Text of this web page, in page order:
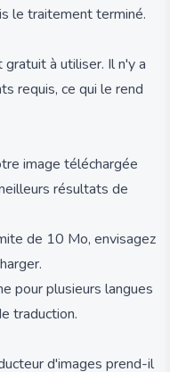
le traitement terminé.
à utiliser. Il n'y a
requis, ce qui le rend
image téléchargée
résultats de
de 10 Mo, envisagez
pour plusieurs langues
traduction.
d'images prend-il